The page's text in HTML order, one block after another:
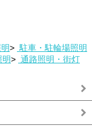
> 駐車・駐輪場照明
> 通路照明・街灯